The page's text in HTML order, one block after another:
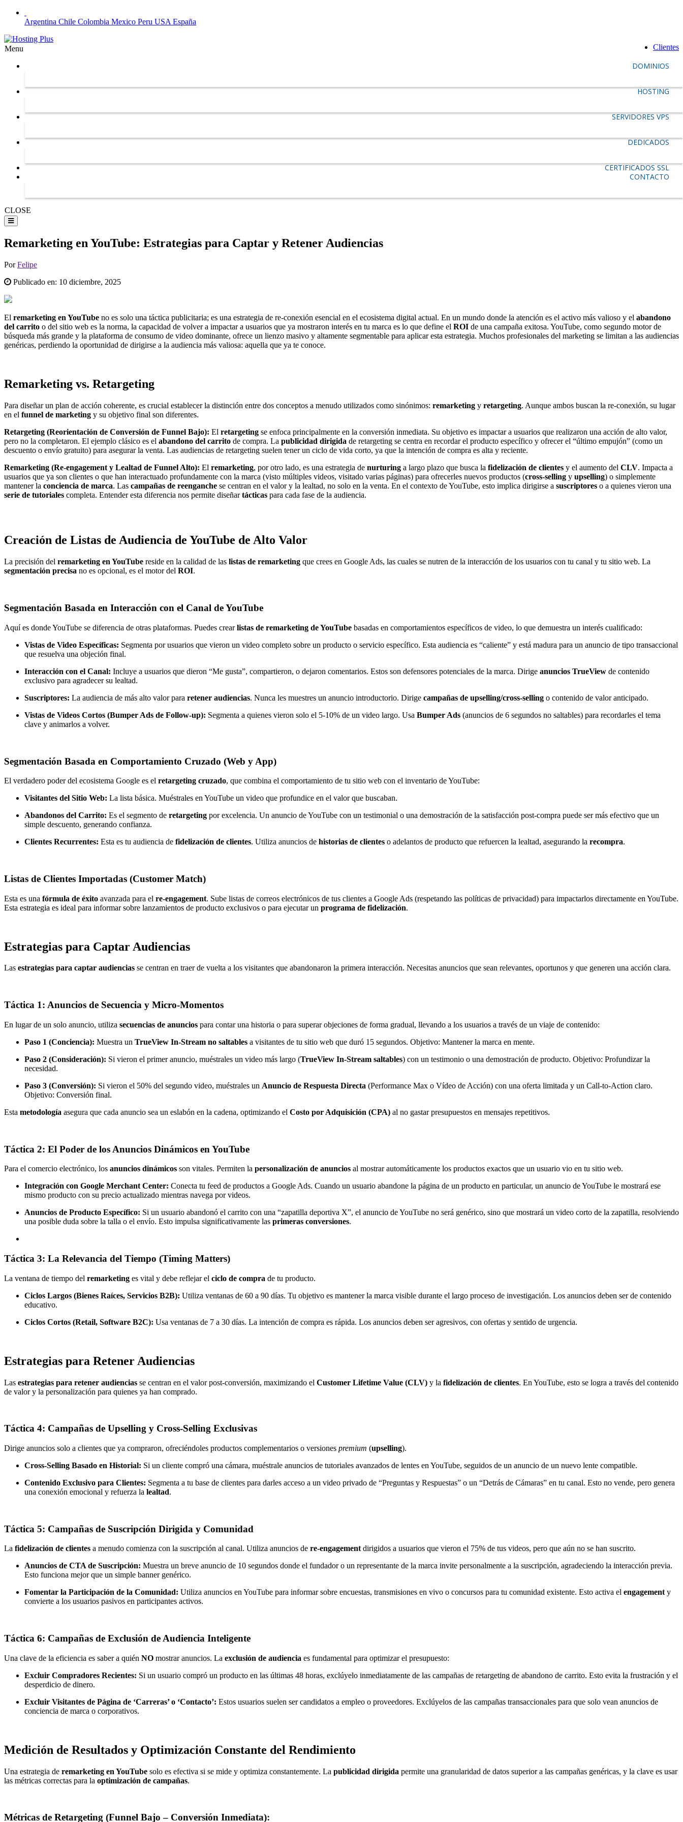
Argentina Chile Colombia Mexico Peru USA España
Clientes
Menu
DOMINIOS
HOSTING
SERVIDORES VPS
DEDICADOS
CERTIFICADOS SSL
CONTACTO
CLOSE
Remarketing en YouTube: Estrategias para Captar y Retener Audiencias
PorFelipe
Publicado en: 10 diciembre, 2025
El remarketing en YouTube no es solo una táctica publicitaria; es una estrategia de re-conexión esencial en el ecosistema digital actual. En un mundo donde la atención es el activo más valioso y el abandono
del carrito o del sitio web es la norma, la capacidad de volver a impactar a usuarios que ya mostraron interés en tu marca es lo que define el ROI de una campaña exitosa. YouTube, como segundo motor de
búsqueda más grande y la plataforma de consumo de video dominante, ofrece un lienzo masivo y altamente segmentable para aplicar esta estrategia. Muchos profesionales del marketing se limitan a las audiencias
genéricas, perdiendo la oportunidad de dirigirse a la audiencia más valiosa: aquella que ya te conoce.
Remarketing vs. Retargeting
Para diseñar un plan de acción coherente, es crucial establecer la distinción entre dos conceptos a menudo utilizados como sinónimos: remarketing y retargeting. Aunque ambos buscan la re-conexión, su lugar
en el funnel de marketing y su objetivo final son diferentes.
Retargeting (Reorientación de Conversión de Funnel Bajo): El retargeting se enfoca principalmente en la conversión inmediata. Su objetivo es impactar a usuarios que realizaron una acción de alto valor,
pero no la completaron. El ejemplo clásico es el abandono del carrito de compra. La publicidad dirigida de retargeting se centra en recordar el producto específico y ofrecer el “último empujón” (como un
descuento o envío gratuito) para asegurar la venta. Las audiencias de retargeting suelen tener un ciclo de vida corto, ya que la intención de compra es alta y reciente.
Remarketing (Re-engagement y Lealtad de Funnel Alto): El remarketing, por otro lado, es una estrategia de nurturing a largo plazo que busca la fidelización de clientes y el aumento del CLV. Impacta a
usuarios que ya son clientes o que han interactuado profundamente con la marca (visto múltiples videos, visitado varias páginas) para ofrecerles nuevos productos (cross-selling y upselling) o simplemente
mantener la conciencia de marca. Las campañas de reenganche se centran en el valor y la lealtad, no solo en la venta. En el contexto de YouTube, esto implica dirigirse a suscriptores o a quienes vieron una
serie de tutoriales completa. Entender esta diferencia nos permite diseñartácticas para cada fase de la audiencia.
Creación de Listas de Audiencia de YouTube de Alto Valor
La precisión del remarketing en YouTube reside en la calidad de las listas de remarketing que crees en Google Ads, las cuales se nutren de la interacción de los usuarios con tu canal y tu sitio web. La
segmentación precisa no es opcional, es el motor del ROI.
Segmentación Basada en Interacción con el Canal de YouTube
Aquí es donde YouTube se diferencia de otras plataformas. Puedes crearlistas de remarketing de YouTube basadas en comportamientos específicos de video, lo que demuestra un interés cualificado:
Vistas de Video Específicas: Segmenta por usuarios que vieron un video completo sobre un producto o servicio específico. Esta audiencia es “caliente” y está madura para un anuncio de tipo transaccional
que resuelva una objeción final.
Interacción con el Canal: Incluye a usuarios que dieron “Me gusta”, compartieron, o dejaron comentarios. Estos son defensores potenciales de la marca. Dirige anuncios TrueView de contenido
exclusivo para agradecer su lealtad.
Suscriptores: La audiencia de más alto valor para retener audiencias. Nunca les muestres un anuncio introductorio. Dirige campañas de upselling/cross-selling o contenido de valor anticipado.
Vistas de Videos Cortos (Bumper Ads de Follow-up): Segmenta a quienes vieron solo el 5-10% de un video largo. Usa Bumper Ads (anuncios de 6 segundos no saltables) para recordarles el tema
clave y animarlos a volver.
Segmentación Basada en Comportamiento Cruzado (Web y App)
El verdadero poder del ecosistema Google es el retargeting cruzado, que combina el comportamiento de tu sitio web con el inventario de YouTube:
Visitantes del Sitio Web: La lista básica. Muéstrales en YouTube un video que profundice en el valor que buscaban.
Abandonos del Carrito: Es el segmento de retargeting por excelencia. Un anuncio de YouTube con un testimonial o una demostración de la satisfacción post-compra puede ser más efectivo que un
simple descuento, generando confianza.
Clientes Recurrentes: Esta es tu audiencia de fidelización de clientes. Utiliza anuncios de historias de clientes o adelantos de producto que refuercen la lealtad, asegurando la recompra.
Listas de Clientes Importadas (Customer Match)
Esta es una fórmula de éxito avanzada para el re-engagement. Sube listas de correos electrónicos de tus clientes a Google Ads (respetando las políticas de privacidad) para impactarlos directamente en YouTube.
Esta estrategia es ideal para informar sobre lanzamientos de producto exclusivos o para ejecutar un programa de fidelización.
Estrategias para Captar Audiencias
Las estrategias para captar audiencias se centran en traer de vuelta a los visitantes que abandonaron la primera interacción. Necesitas anuncios que sean relevantes, oportunos y que generen una acción clara.
Táctica 1: Anuncios de Secuencia y Micro-Momentos
En lugar de un solo anuncio, utiliza secuencias de anuncios para contar una historia o para superar objeciones de forma gradual, llevando a los usuarios a través de un viaje de contenido:
Paso 1 (Conciencia): Muestra un TrueView In-Stream no saltables a visitantes de tu sitio web que duró 15 segundos. Objetivo: Mantener la marca en mente.
Paso 2 (Consideración): Si vieron el primer anuncio, muéstrales un video más largo (TrueView In-Stream saltables) con un testimonio o una demostración de producto. Objetivo: Profundizar la
necesidad.
Paso 3 (Conversión): Si vieron el 50% del segundo video, muéstrales un Anuncio de Respuesta Directa (Performance Max o Vídeo de Acción) con una oferta limitada y un Call-to-Action claro.
Objetivo: Conversión final.
Esta metodología asegura que cada anuncio sea un eslabón en la cadena, optimizando el Costo por Adquisición (CPA) al no gastar presupuestos en mensajes repetitivos.
Táctica 2: El Poder de los Anuncios Dinámicos en YouTube
Para el comercio electrónico, los anuncios dinámicos son vitales. Permiten la personalización de anuncios al mostrar automáticamente los productos exactos que un usuario vio en tu sitio web.
Integración con Google Merchant Center: Conecta tu feed de productos a Google Ads. Cuando un usuario abandone la página de un producto en particular, un anuncio de YouTube le mostrará ese
mismo producto con su precio actualizado mientras navega por videos.
Anuncios de Producto Específico: Si un usuario abandonó el carrito con una “zapatilla deportiva X”, el anuncio de YouTube no será genérico, sino que mostrará un video corto de la zapatilla, resolviendo
una posible duda sobre la talla o el envío. Esto impulsa significativamente las primeras conversiones.
Táctica 3: La Relevancia del Tiempo (Timing Matters)
La ventana de tiempo del remarketing es vital y debe reflejar el ciclo de compra de tu producto.
Ciclos Largos (Bienes Raíces, Servicios B2B): Utiliza ventanas de 60 a 90 días. Tu objetivo es mantener la marca visible durante el largo proceso de investigación. Los anuncios deben ser de contenido
educativo.
Ciclos Cortos (Retail, Software B2C): Usa ventanas de 7 a 30 días. La intención de compra es rápida. Los anuncios deben ser agresivos, con ofertas y sentido de urgencia.
Estrategias para Retener Audiencias
Las estrategias para retener audiencias se centran en el valor post-conversión, maximizando el Customer Lifetime Value (CLV) y la fidelización de clientes. En YouTube, esto se logra a través del contenido
de valor y la personalización para quienes ya han comprado.
Táctica 4: Campañas de Upselling y Cross-Selling Exclusivas
Dirige anuncios solo a clientes que ya compraron, ofreciéndoles productos complementarios o versiones premium (upselling).
Cross-Selling Basado en Historial: Si un cliente compró una cámara, muéstrale anuncios de tutoriales avanzados de lentes en YouTube, seguidos de un anuncio de un nuevo lente compatible.
Contenido Exclusivo para Clientes: Segmenta a tu base de clientes para darles acceso a un video privado de “Preguntas y Respuestas” o un “Detrás de Cámaras” en tu canal. Esto no vende, pero genera
una conexión emocional y refuerza la lealtad.
Táctica 5: Campañas de Suscripción Dirigida y Comunidad
La fidelización de clientes a menudo comienza con la suscripción al canal. Utiliza anuncios de re-engagementdirigidos a usuarios que vieron el 75% de tus videos, pero que aún no se han suscrito.
Anuncios de CTA de Suscripción: Muestra un breve anuncio de 10 segundos donde el fundador o un representante de la marca invite personalmente a la suscripción, agradeciendo la interacción previa.
Esto funciona mejor que un simple banner genérico.
Fomentar la Participación de la Comunidad: Utiliza anuncios en YouTube para informar sobre encuestas, transmisiones en vivo o concursos para tu comunidad existente. Esto activa el engagementy
convierte a los usuarios pasivos en participantes activos.
Táctica 6: Campañas de Exclusión de Audiencia Inteligente
Una clave de la eficiencia es saber a quién NO mostrar anuncios. La exclusión de audiencia es fundamental para optimizar el presupuesto:
Excluir Compradores Recientes: Si un usuario compró un producto en las últimas 48 horas, exclúyelo inmediatamente de las campañas de retargeting de abandono de carrito. Esto evita la frustración y el
desperdicio de dinero.
Excluir Visitantes de Página de ‘Carreras’ o ‘Contacto’: Estos usuarios suelen ser candidatos a empleo o proveedores. Exclúyelos de las campañas transaccionales para que solo vean anuncios de
conciencia de marca o corporativos.
Medición de Resultados y Optimización Constante del Rendimiento
Una estrategia de remarketing en YouTube solo es efectiva si se mide y optimiza constantemente. La publicidad dirigida permite una granularidad de datos superior a las campañas genéricas, y la clave es usar
las métricas correctas para la optimización de campañas.
Métricas de Retargeting (Funnel Bajo – Conversión Inmediata):